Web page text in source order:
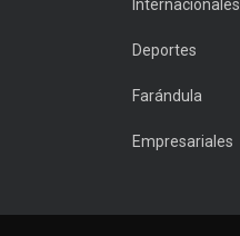
Internacionales
Deportes
Farándula
Empresariales